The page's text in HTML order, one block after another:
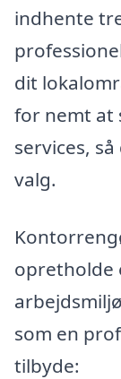
indhente
dit
for nemt at
services,
valg.
opretholde
som en
tilbyde: